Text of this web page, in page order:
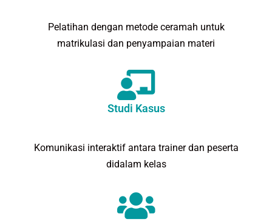
Pelatihan dengan metode ceramah untuk
matrikulasi dan penyampaian materi
Studi Kasus
Komunikasi interaktif antara trainer dan peserta
didalam kelas